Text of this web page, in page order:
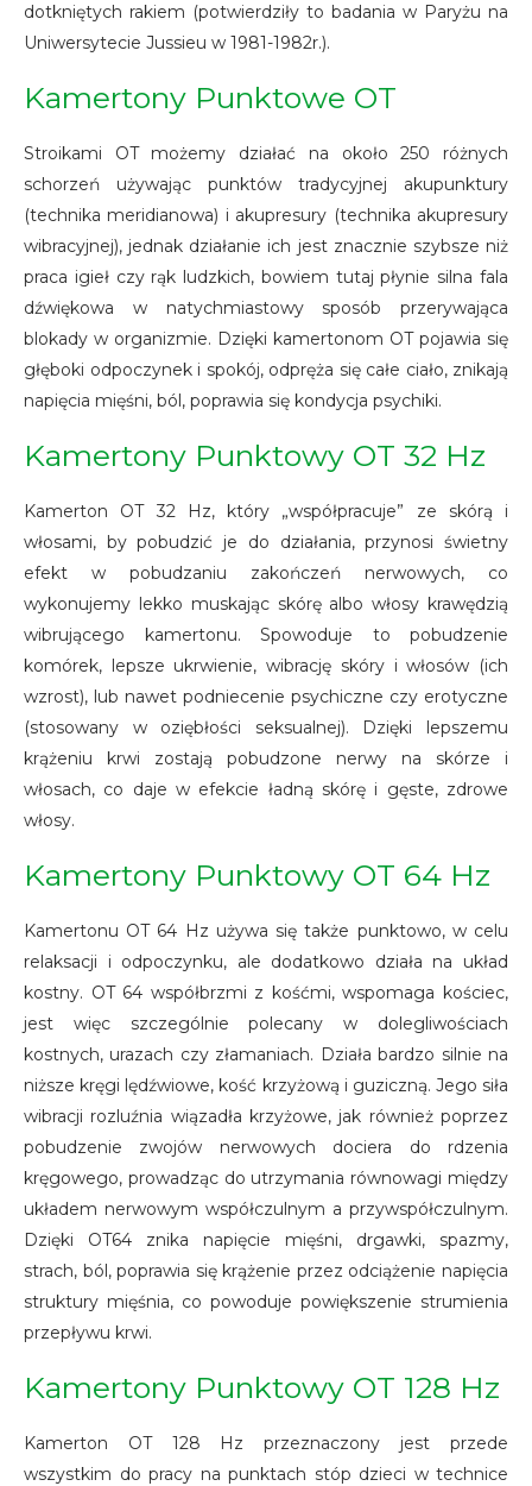
dotkniętych rakiem (potwierdziły to badania w Paryżu na
Uniwersytecie Jussieu w 1981-1982r.).
Kamertony Punktowe OT
Stroikami OT możemy działać na około 250 różnych
schorzeń używając punktów tradycyjnej akupunktury
(technika meridianowa) i akupresury (technika akupresury
wibracyjnej), jednak działanie ich jest znacznie szybsze niż
praca igieł czy rąk ludzkich, bowiem tutaj płynie silna fala
dźwiękowa w natychmiastowy sposób przerywająca
blokady w organizmie. Dzięki kamertonom OT pojawia się
głęboki odpoczynek i spokój, odpręża się całe ciało, znikają
napięcia mięśni, ból, poprawia się kondycja psychiki.
Kamertony Punktowy OT 32 Hz
Kamerton OT 32 Hz, który „współpracuje” ze skórą i
włosami, by pobudzić je do działania, przynosi świetny
efekt w pobudzaniu zakończeń nerwowych, co
wykonujemy lekko muskając skórę albo włosy krawędzią
wibrującego kamertonu. Spowoduje to pobudzenie
komórek, lepsze ukrwienie, wibrację skóry i włosów (ich
wzrost), lub nawet podniecenie psychiczne czy erotyczne
(stosowany w oziębłości seksualnej). Dzięki lepszemu
krążeniu krwi zostają pobudzone nerwy na skórze i
włosach, co daje w efekcie ładną skórę i gęste, zdrowe
włosy.
Kamertony Punktowy OT 64 Hz
Kamertonu OT 64 Hz używa się także punktowo, w celu
relaksacji i odpoczynku, ale dodatkowo działa na układ
kostny. OT 64 współbrzmi z kośćmi, wspomaga kościec,
jest więc szczególnie polecany w dolegliwościach
kostnych, urazach czy złamaniach. Działa bardzo silnie na
niższe kręgi lędźwiowe, kość krzyżową i guziczną. Jego siła
wibracji rozluźnia wiązadła krzyżowe, jak również poprzez
pobudzenie zwojów nerwowych dociera do rdzenia
kręgowego, prowadząc do utrzymania równowagi między
układem nerwowym współczulnym a przywspółczulnym.
Dzięki OT64 znika napięcie mięśni, drgawki, spazmy,
strach, ból, poprawia się krążenie przez odciążenie napięcia
struktury mięśnia, co powoduje powiększenie strumienia
przepływu krwi.
Kamertony Punktowy OT 128 Hz
Kamerton OT 128 Hz przeznaczony jest przede
wszystkim do pracy na punktach stóp dzieci w technice